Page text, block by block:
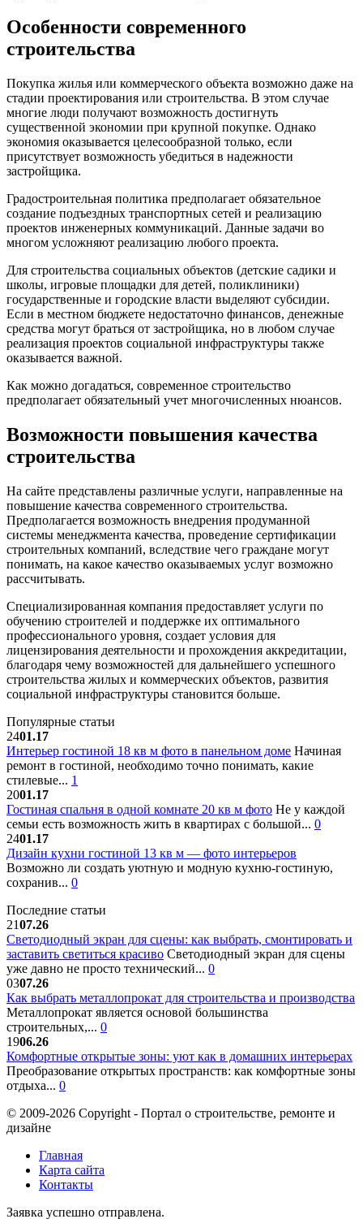
Особенности современного
строительства
Покупка жилья или коммерческого объекта возможно даже на
стадии проектирования или строительства. В этом случае
многие люди получают возможность достигнуть
существенной экономии при крупной покупке. Однако
экономия оказывается целесообразной только, если
присутствует возможность убедиться в надежности
застройщика.
Градостроительная политика предполагает обязательное
создание подъездных транспортных сетей и реализацию
проектов инженерных коммуникаций. Данные задачи во
многом усложняют реализацию любого проекта.
Для строительства социальных объектов (детские садики и
школы, игровые площадки для детей, поликлиники)
государственные и городские власти выделяют субсидии.
Если в местном бюджете недостаточно финансов, денежные
средства могут браться от застройщика, но в любом случае
реализация проектов социальной инфраструктуры также
оказывается важной.
Как можно догадаться, современное строительство
предполагает обязательный учет многочисленных нюансов.
Возможности повышения качества
строительства
На сайте представлены различные услуги, направленные на
повышение качества современного строительства.
Предполагается возможность внедрения продуманной
системы менеджмента качества, проведение сертификации
строительных компаний, вследствие чего граждане могут
понимать, на какое качество оказываемых услуг возможно
рассчитывать.
Специализированная компания предоставляет услуги по
обучению строителей и поддержке их оптимального
профессионального уровня, создает условия для
лицензирования деятельности и прохождения аккредитации,
благодаря чему возможностей для дальнейшего успешного
строительства жилых и коммерческих объектов, развития
социальной инфраструктуры становится больше.
Популярные статьи
2401.17
Интерьер гостиной 18 кв м фото в панельном доме Начиная
ремонт в гостиной, необходимо точно понимать, какие
стилевые... 1
2001.17
Гостиная спальня в одной комнате 20 кв м фото Не у каждой
семьи есть возможность жить в квартирах с большой... 0
2401.17
Дизайн кухни гостиной 13 кв м — фото интерьеров
Возможно ли создать уютную и модную кухню-гостиную,
сохранив... 0
Последние статьи
2107.26
Светодиодный экран для сцены: как выбрать, смонтировать и
заставить светиться красиво Светодиодный экран для сцены
уже давно не просто технический... 0
0307.26
Как выбрать металлопрокат для строительства и производства
Металлопрокат является основой большинства
строительных,... 0
1906.26
Комфортные открытые зоны: уют как в домашних интерьерах
Преобразование открытых пространств: как комфортные зоны
отдыха... 0
© 2009-2026 Copyright - Портал о строительстве, ремонте и
дизайне
Главная
Карта сайта
Контакты
Заявка успешно отправлена.